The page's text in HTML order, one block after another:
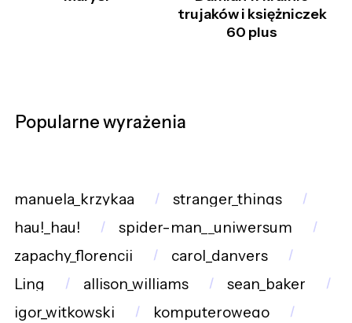
trujaków i księżniczek
60 plus
Popularne wyrażenia
manuela_krzykaa
stranger_things
hau!_hau!
spider-man__uniwersum
zapachy_florencji
carol_danvers
Ling
allison_williams
sean_baker
igor_witkowski
komputerowego